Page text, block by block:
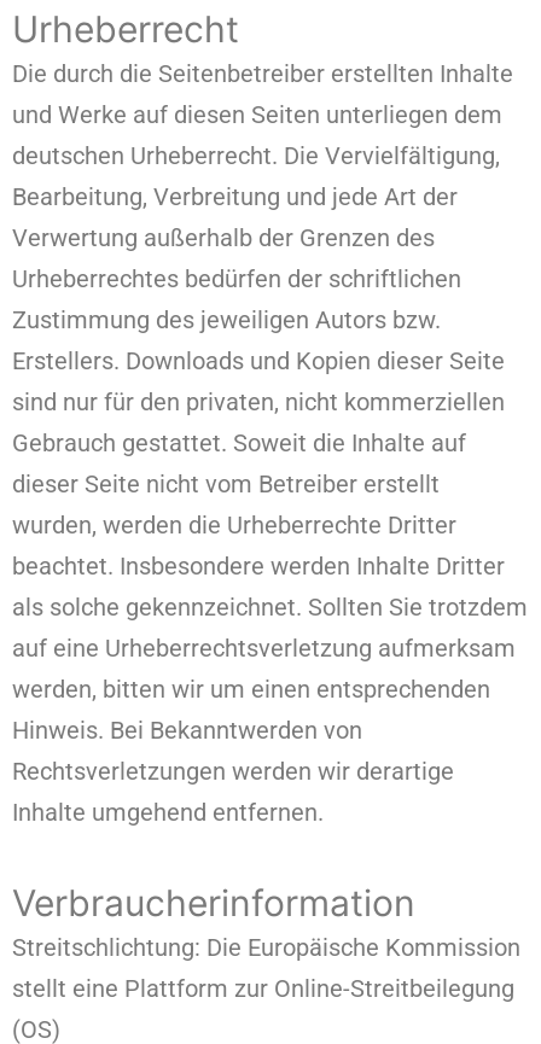
Urheberrecht
Die durch die Seitenbetreiber erstellten Inhalte
und Werke auf diesen Seiten unterliegen dem
deutschen Urheberrecht. Die Vervielfältigung,
Bearbeitung, Verbreitung und jede Art der
Verwertung außerhalb der Grenzen des
Urheberrechtes bedürfen der schriftlichen
Zustimmung des jeweiligen Autors bzw.
Erstellers. Downloads und Kopien dieser Seite
sind nur für den privaten, nicht kommerziellen
Gebrauch gestattet. Soweit die Inhalte auf
dieser Seite nicht vom Betreiber erstellt
wurden, werden die Urheberrechte Dritter
beachtet. Insbesondere werden Inhalte Dritter
als solche gekennzeichnet. Sollten Sie trotzdem
auf eine Urheberrechtsverletzung aufmerksam
werden, bitten wir um einen entsprechenden
Hinweis. Bei Bekanntwerden von
Rechtsverletzungen werden wir derartige
Inhalte umgehend entfernen.
Verbraucherinformation
Streitschlichtung: Die Europäische Kommission
stellt eine Plattform zur Online-Streitbeilegung
(OS)